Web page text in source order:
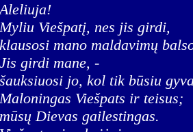
Aleliuja!
Myliu Viešpatį, nes jis girdi,
klausosi mano maldavimų
Jis girdi mane, -
šauksiuosi jo, kol tik būsiu
Maloningas Viešpats ir teisus;
mūsų Dievas gailestingas.